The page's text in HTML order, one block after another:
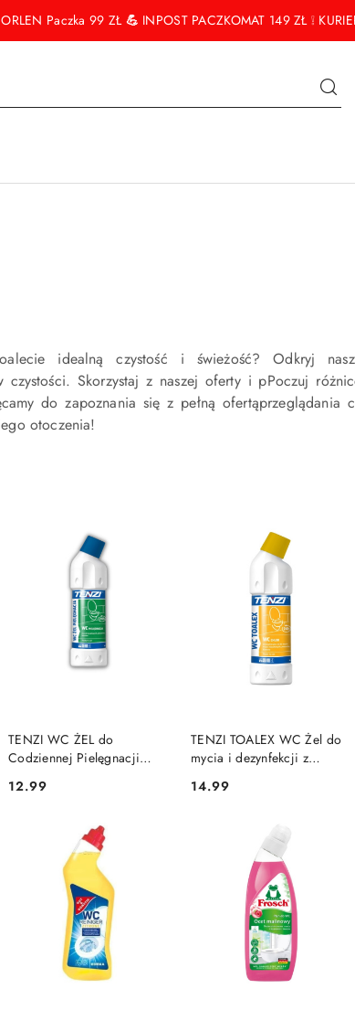
ORLEN Paczka 99 ZŁ💪 INPOST PACZKOMAT 149 ZŁ ❕
idealną czystość i świeżość? Odkryj
czystości. Skorzystaj z naszej oferty i pPoczuj
do zapoznania się z pełną
otoczenia!
TENZI WC ŻEL do
Codziennej Pielęgnacji
Cena:
12.99
DO KOSZYKA
TENZI TOALEX WC Żel do
mycia i dezynfekcji z
Cena:
14.99
DO KOSZYKA